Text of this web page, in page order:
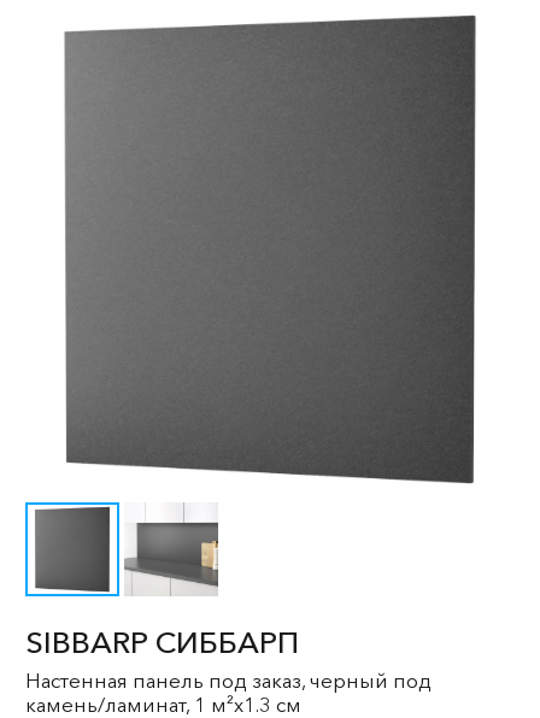
SIBBARP СИББАРП
Настенная панель под заказ, черный под
камень/ламинат, 1 м²x1.3 см